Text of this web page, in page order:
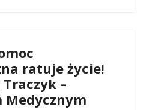
ratuje życie!
Traczyk –
Medycznym